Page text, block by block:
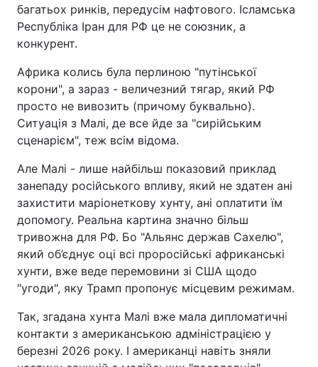
багатьох ринків, передусім нафтового. Ісламська
Республіка Іран для РФ це не союзник, а
конкурент.
Африка колись була перлиною "путінської
корони", а зараз - величезний тягар, який РФ
просто не вивозить (причому буквально).
Ситуація з Малі, де все йде за "сирійським
сценарієм", теж всім відома.
Але Малі - лише найбільш показовий приклад
занепаду російського впливу, який не здатен ані
захистити маріонеткову хунту, ані оплатити їм
допомогу. Реальна картина значно більш
тривожна для РФ. Бо "Альянс держав Сахелю",
який об’єднує оці всі проросійські африканські
хунти, вже веде перемовини зі США щодо
"угоди", яку Трамп пропонує місцевим режимам.
Так, згадана хунта Малі вже мала дипломатичні
контакти з американською адміністрацією у
березні 2026 року. І американці навіть зняли